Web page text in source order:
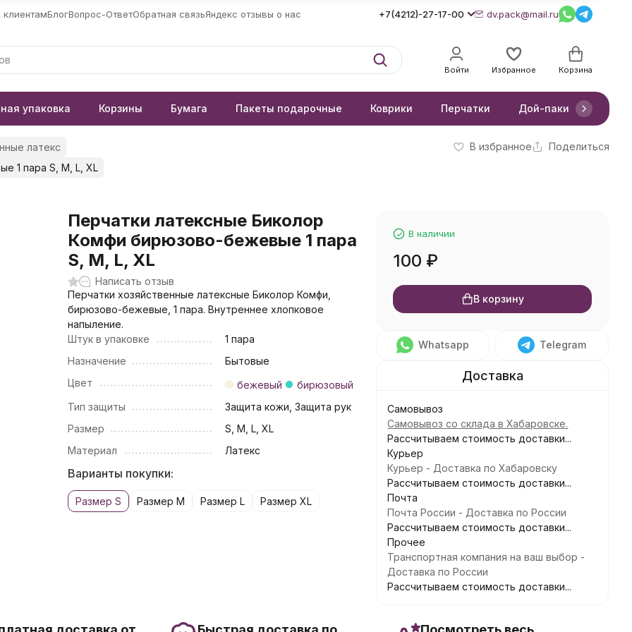
БлогВопрос-ОтветОбратная связьЯндекс отзывы о нас +7(4212)-27-17-00 dv.pack@mail.ru
Войти Избранное Корзина
упаковка Корзины Бумага Пакеты подарочные Коврики Перчатки Дой-паки
латекс
1 пара S, M, L, XL
В избранное Поделиться
Перчатки латексные Биколор
Комфи бирюзово-бежевые 1 пара
S, M, L, XL
Написать отзыв
Перчатки хозяйственные латексные Биколор Комфи,
бирюзово-бежевые, 1 пара. Внутреннее хлопковое
напыление.
Штук в упаковке
1 пара
Назначение
Бытовые
Цвет
бежевый
бирюзовый
Тип защиты
Защита кожи, Защита рук
Размер
S, M, L, XL
Материал
Латекс
Варианты покупки:
Размер S Размер M Размер L Размер XL
В наличии
100 ₽
В корзину
Whatsapp Telegram
Самовывоз
Самовывоз со склада в Хабаровске.
Рассчитываем стоимость доставки...
Курьер
Курьер - Доставка по Хабаровску
Рассчитываем стоимость доставки...
Почта
Почта России - Доставка по России
Рассчитываем стоимость доставки...
Прочее
Транспортная компания на ваш выбор -
Доставка по России
Рассчитываем стоимость доставки...